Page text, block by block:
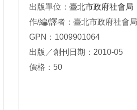
出版單位： 臺北市政府社會局
作/編/譯者：臺北市政府社會局
GPN：1009901064
出版／創刊日期：2010-05
價格：50